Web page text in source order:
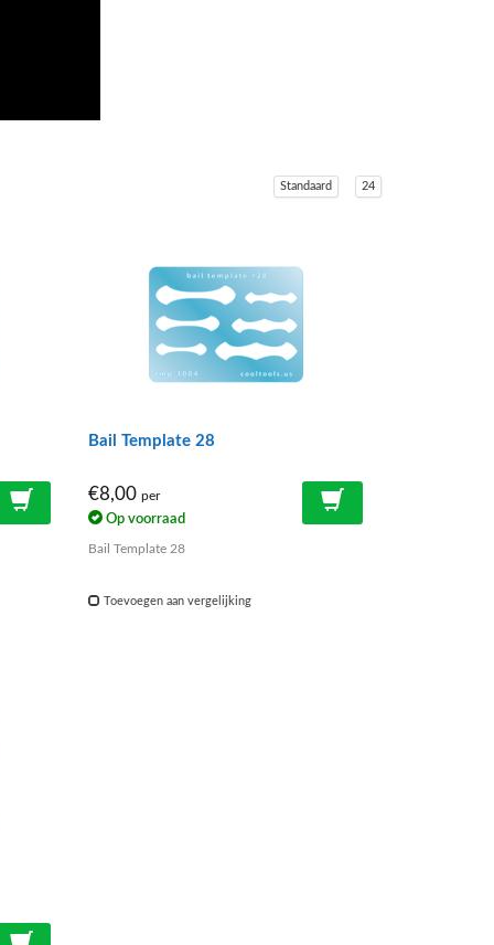
Standaard 24
Bail Template 28
€8,00per
Op voorraad
Bail Template 28
Toevoegen aan vergelijking